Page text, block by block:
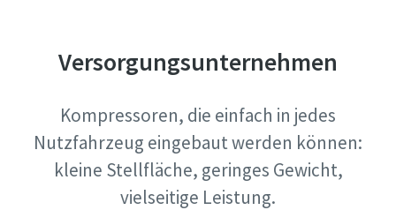
Versorgungsunternehmen
Kompressoren, die einfach in jedes
Nutzfahrzeug eingebaut werden können:
kleine Stellfläche, geringes Gewicht,
vielseitige Leistung.